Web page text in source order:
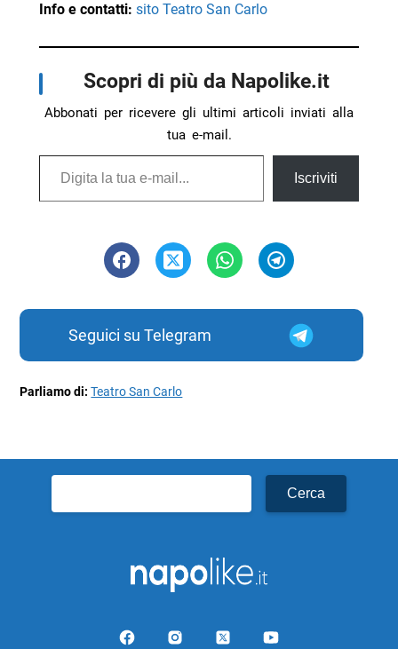
Info e contatti: sito Teatro San Carlo
Scopri di più da Napolike.it
Abbonati per ricevere gli ultimi articoli inviati alla
tua e-mail.
Digita la tua e-mail...
Iscriviti
Seguici su Telegram
Parliamo di:Teatro San Carlo
per: